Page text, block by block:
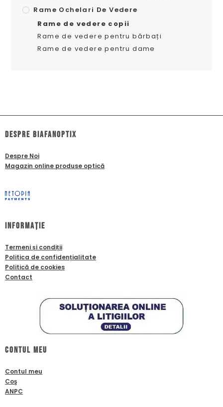
Rame Ochelari De Vedere
Rame de vedere copii
Rame de vedere pentru bărbați
Rame de vedere pentru dame
dESPRE biafanoptix
Despre Noi
Magazin online produse optică
Informație
Termeni și condiții
Politica de confidențialitate
Politică de cookies
Contact
Contul meu
Contul meu
Coş
ANPC